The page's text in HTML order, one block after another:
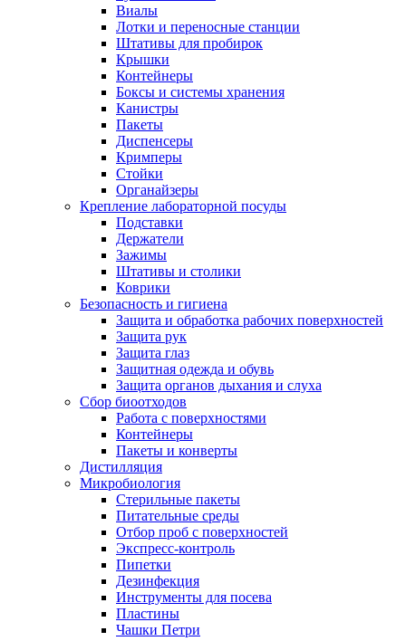
Виалы
Лотки и переносные станции
Штативы для пробирок
Крышки
Контейнеры
Боксы и системы хранения
Канистры
Пакеты
Диспенсеры
Кримперы
Стойки
Органайзеры
Крепление лабораторной посуды
Подставки
Держатели
Зажимы
Штативы и столики
Коврики
Безопасность и гигиена
Защита и обработка рабочих поверхностей
Защита рук
Защита глаз
Защитная одежда и обувь
Защита органов дыхания и слуха
Сбор биоотходов
Работа с поверхностями
Контейнеры
Пакеты и конверты
Дистилляция
Микробиология
Стерильные пакеты
Питательные среды
Отбор проб с поверхностей
Экспресс-контроль
Пипетки
Дезинфекция
Инструменты для посева
Пластины
Чашки Петри